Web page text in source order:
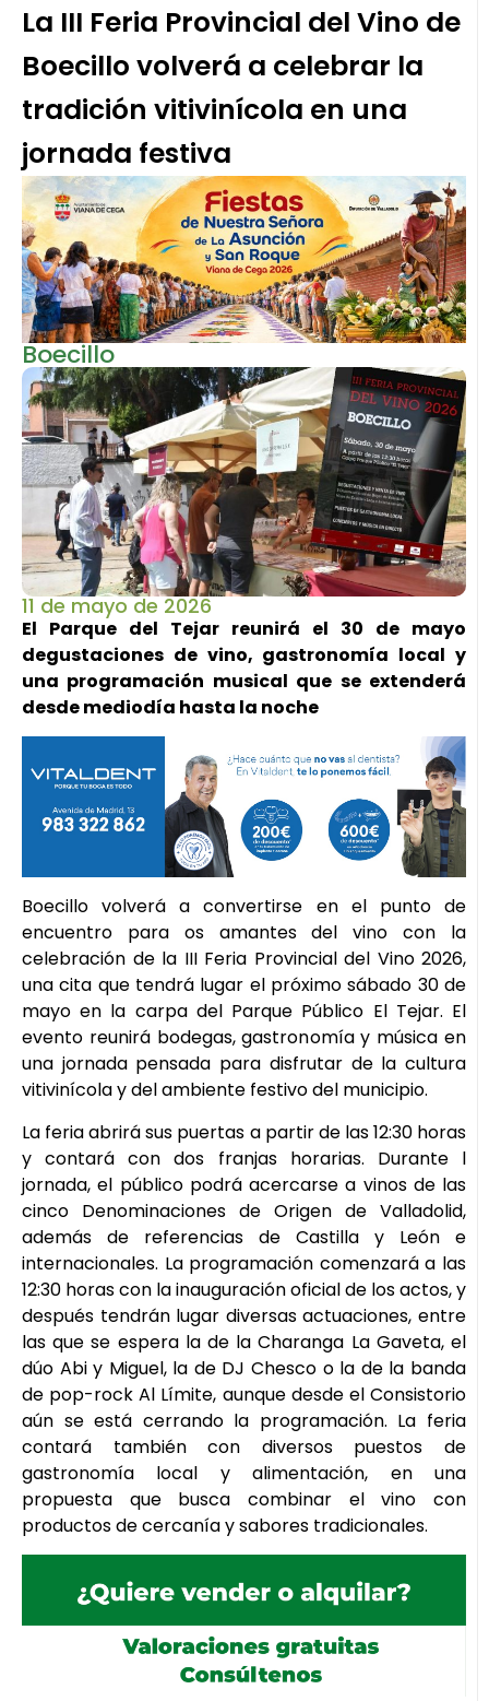
La III Feria Provincial del Vino de
Boecillo volverá a celebrar la
tradición vitivinícola en una
jornada festiva
Boecillo
11 de mayo de 2026
El Parque del Tejar reunirá el 30 de mayo
degustaciones de vino, gastronomía local y
una programación musical que se extenderá
desde mediodía hasta la noche
Boecillo volverá a convertirse en el punto de
encuentro para os amantes del vino con la
celebración de la III Feria Provincial del Vino 2026,
una cita que tendrá lugar el próximo sábado 30 de
mayo en la carpa del Parque Público El Tejar. El
evento reunirá bodegas, gastronomía y música en
una jornada pensada para disfrutar de la cultura
vitivinícola y del ambiente festivo del municipio.
La feria abrirá sus puertas a partir de las 12:30 horas
y contará con dos franjas horarias. Durante l
jornada, el público podrá acercarse a vinos de las
cinco Denominaciones de Origen de Valladolid,
además de referencias de Castilla y León e
internacionales. La programación comenzará a las
12:30 horas con la inauguración oficial de los actos, y
después tendrán lugar diversas actuaciones, entre
las que se espera la de la Charanga La Gaveta, el
dúo Abi y Miguel, la de DJ Chesco o la de la banda
de pop-rock Al Límite, aunque desde el Consistorio
aún se está cerrando la programación. La feria
contará también con diversos puestos de
gastronomía local y alimentación, en una
propuesta que busca combinar el vino con
productos de cercanía y sabores tradicionales.